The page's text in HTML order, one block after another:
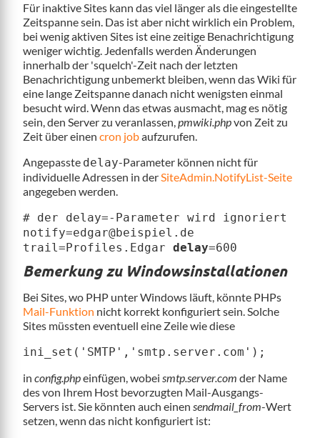
Für inaktive Sites kann das viel länger als die eingestellte
Zeitspanne sein. Das ist aber nicht wirklich ein Problem,
bei wenig aktiven Sites ist eine zeitige Benachrichtigung
weniger wichtig. Jedenfalls werden Änderungen
innerhalb der 'squelch'-Zeit nach der letzten
Benachrichtigung unbemerkt bleiben, wenn das Wiki für
eine lange Zeitspanne danach nicht wenigsten einmal
besucht wird. Wenn das etwas ausmacht, mag es nötig
sein, den Server zu veranlassen,pmwiki.phpvon Zeit zu
Zeit über einen cron jobaufzurufen.
Angepasste delay-Parameter können nicht für
individuelle Adressen in derSiteAdmin.NotifyList-Seite
angegeben werden.
# der delay=-Parameter wird ignoriert
notify=edgar@beispiel.de
trail=Profiles.Edgar delay=600
Bemerkung zu Windowsinstallationen
Bei Sites, wo PHP unter Windows läuft, könnte PHPs
Mail-Funktion nicht korrekt konfiguriert sein. Solche
Sites müssten eventuell eine Zeile wie diese
ini_set('SMTP','smtp.server.com');
in config.phpeinfügen, wobei smtp.server.com der Name
des von Ihrem Host bevorzugten Mail-Ausgangs-
Servers ist. Sie könnten auch einen sendmail_from-Wert
setzen, wenn das nicht konfiguriert ist: